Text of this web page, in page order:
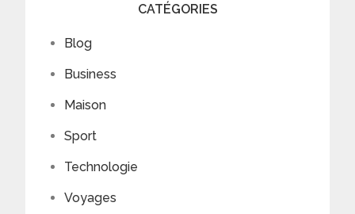
CATÉGORIES
Blog
Business
Maison
Sport
Technologie
Voyages